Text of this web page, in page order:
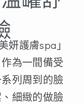
妍護膚spa」
為一間備受
列周到的臉
細緻的做臉